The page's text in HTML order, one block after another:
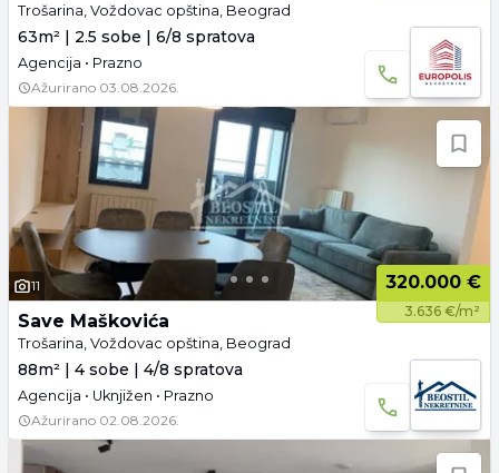
Trošarina, Voždovac opština, Beograd
63m² | 2.5 sobe | 6/8 spratova
Agencija • Prazno
Ažurirano 03.08.2026.
11 320.000 €
3.636 €/m²
Save Maškovića
Trošarina, Voždovac opština, Beograd
88m² | 4 sobe | 4/8 spratova
Agencija • Uknjižen • Prazno
Ažurirano 02.08.2026.